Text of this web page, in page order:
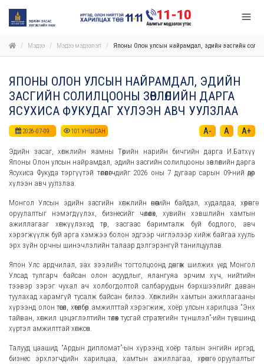
Мэдээ Мэдээ мэдээлэл Японы Олон улсын найрамдал, эдийн засгийн
ЯПОНЫ ОЛОН УЛСЫН НАЙРАМДАЛ, ЭДИЙН
ЗАСГИЙН СОЛИЛЦООНЫ ЗӨВЛӨЛИЙН ДАРГА
ЯСУХИСА ФУКУДАГ ХҮЛЭЭН АВЧ УУЛЗЛАА
2026-07-09 101 УНШСАН A- A A+
Эдийн засаг, хөгжлийн яамны Төрийн нарийн бичгийн дарга И.Батхүү
Японы Олон улсын найрамдал, эдийн засгийн солилцооны зөвлөлийн дарга
Ясухиса Фукуда тэргүүтэй төлөөлөгчдийг 2026 оны 7 дугаар сарын 09-ний өдөр
хүлээн авч уулзлаа.
Монгол Улсын эдийн засгийн хөгжлийн өнөөгийн байдал, худалдаа, хөрөнгө
оруулалтыг нэмэгдүүлэх, бизнесийг чөлөөлөх, хувийн хэвшлийн хамтын
ажиллагааг хөгжүүлэхэд төр, засгаас баримталж буй бодлого, авч
хэрэгжүүлж буй арга хэмжээ болон эдгээр чиглэлээр хийж байгаа хууль
эрх зүйн орчны шинэчлэлийн талаар дэлгэрэнгүй танилцуулав.
Япон Улс ардчилал, зах зээлийн тогтолцоонд дөнгөж шилжих үед Монгол
Улсад тулгарч байсан олон асуудлыг, ялангуяа эрчим хүч, нийтийн
тээвэр зэрэг чухал ач холбогдолтой салбаруудын бэрхшээлийг даван
туулахад харамгүй тусалж байсан билээ. Хөгжлийн хамтын ажиллагааны
хүрээнд олон төсөл, хөтөлбөр амжилттай хэрэгжиж, хоёр улсын харилцаа “Энх
тайван, хөгжил цэцэглэлтийн төлөөх тусгай стратегийн түншлэл”-ийн түвшинд
хүртэл амжилттай хөгжсөн.
Талууд цаашид “Ардын дипломат”-ын хүрээнд хоёр талын энгийн иргэд,
бизнес эрхлэгчдийн харилцаа, хамтын ажиллагаа, хөрөнгө оруулалтыг